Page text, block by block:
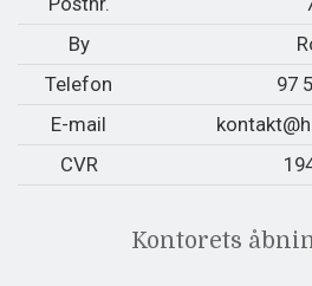
By
Telefon
97
E-mail
CVR
Kontorets